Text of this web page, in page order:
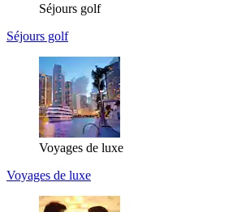
Séjours golf
Séjours golf
Voyages de luxe
Voyages de luxe